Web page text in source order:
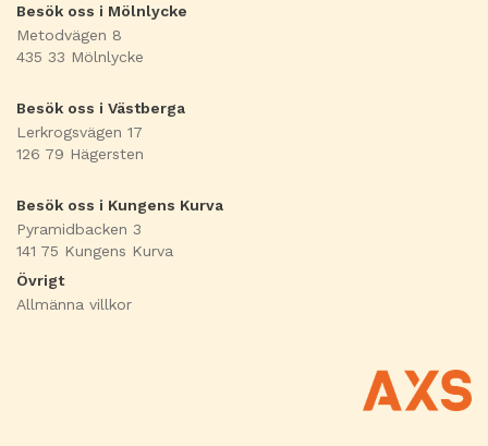
Besök oss i Mölnlycke
Metodvägen 8
435 33 Mölnlycke
Besök oss i Västberga
Lerkrogsvägen 17
126 79 Hägersten
Besök oss i Kungens Kurva
Pyramidbacken 3
141 75 Kungens Kurva
Övrigt
Allmänna villkor